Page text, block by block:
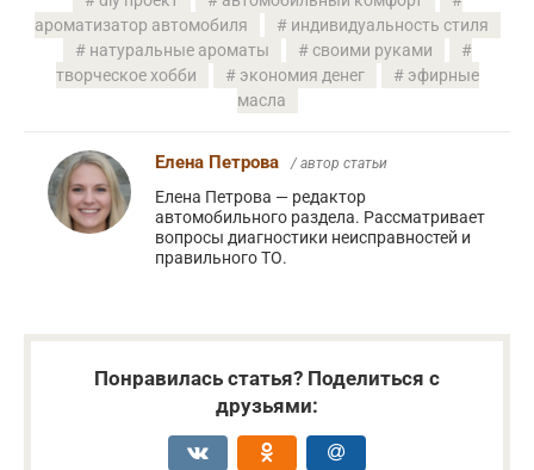
ароматизатор автомобиля
индивидуальность стиля
натуральные ароматы
своими руками
творческое хобби
экономия денег
эфирные
масла
Елена Петрова / автор статьи
Елена Петрова — редактор
автомобильного раздела. Рассматривает
вопросы диагностики неисправностей и
правильного ТО.
Понравилась статья? Поделиться с
друзьями: